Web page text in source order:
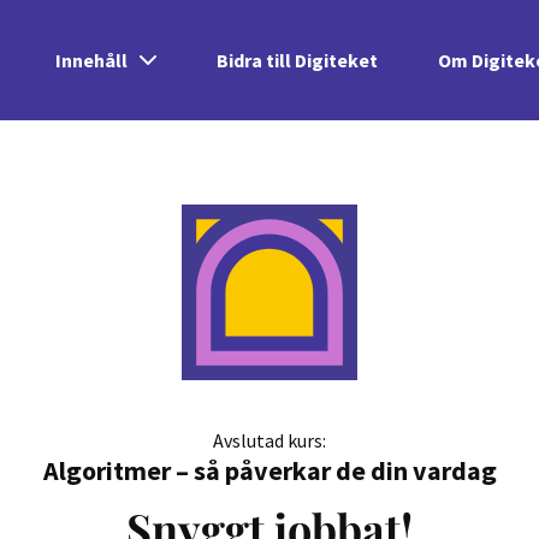
Innehåll Bidra till Digiteket Om
Avslutad kurs:
Algoritmer – så påverkar de din vardag